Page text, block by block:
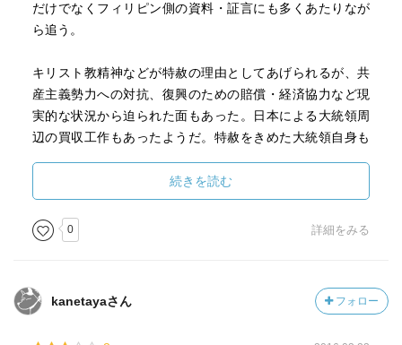
だけでなくフィリピン側の資料・証言にも多くあたりなが
ら追う。
キリスト教精神などが特赦の理由としてあげられるが、共
産主義勢力への対抗、復興のための賠償・経済協力など現
実的な状況から迫られた面もあった。日本による大統領周
辺の買収工作もあったようだ。特赦をきめた大統領自身も
たろうが、政治的にはだからできたとも言えるだろう。こ
の特赦は間違いなく日比両国のためにプラスであったとは
思うが、どの国にしろ今日の政治にはむしろ同じ判断はで
きないのではとも感じる。
続きを読む
0 詳細をみる
kanetayaさん フォロー